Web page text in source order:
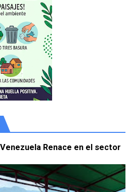
Renace en el sector